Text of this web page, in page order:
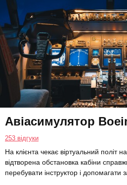
Авіасимулятор
253 відгуки
На клієнта чекає віртуальний політ
відтворена обстановка кабіни
перебувати інструктор і допомагати